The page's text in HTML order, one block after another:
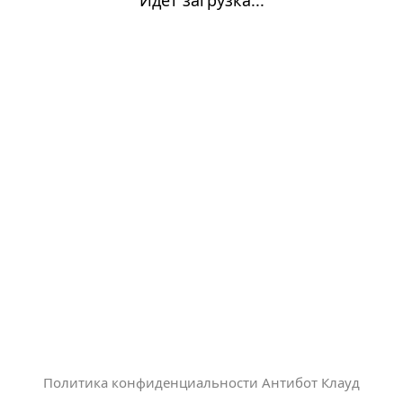
Политика конфиденциальности Антибот Клауд